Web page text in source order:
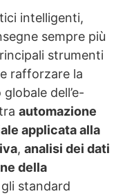
intelligenti,
sempre più
strumenti
rafforzare la
dell’e-
automazione
applicata alla
, analisi dei dati
della
standard